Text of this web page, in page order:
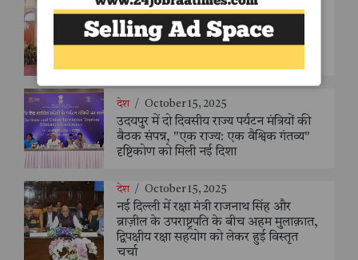
देश / October 16, 2025
राष्ट्रपति भवन में संयुक्त राष्ट्र सैन्य प्रमुखों की
भव्य मेज़बानी, राष्ट्रपति मुर्मु ने कहा - "शांति
बचपन और सौहार्दपूर्ण समाज मिले"
देश / October 15, 2025
उदयपुर में दो दिवसीय राज्य पर्यटन मंत्रियों की
बैठक संपन्न, "एक राज्य: एक वैश्विक गंतव्य"
दृष्टिकोण को मिली नई दिशा
देश / October 15, 2025
नई दिल्ली में रक्षा मंत्री राजनाथ सिंह और
ब्राज़ील के उपराष्ट्रपति के बीच अहम मुलाक़ात,
द्विपक्षीय रक्षा सहयोग को लेकर हुई विस्तृत
चर्चा